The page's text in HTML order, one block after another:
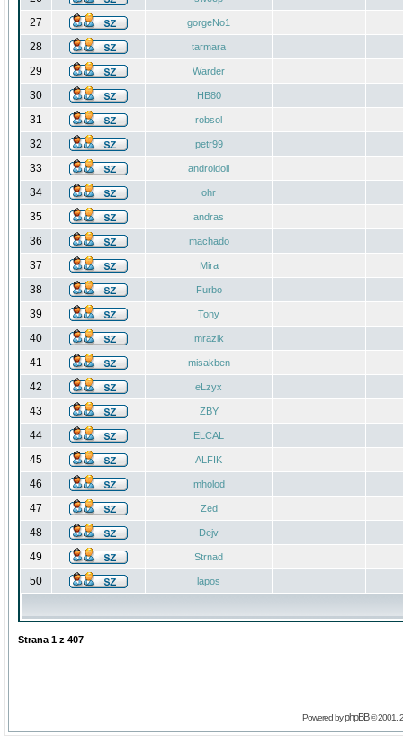
27 gorgeNo1
28 tarmara
29 Warder
30 HB80
31 robsol
32 petr99
33 androidoll
34 ohr
35 andras
36 machado
37 Mira
38 Furbo
39 Tony
40 mrazik
41 misakben
42 eLzyx
43 ZBY
44 ELCAL
45 ALFIK
46 mholod
47 Zed
48 Dejv
49 Strnad
50 lapos
Strana 1 z 407
Powered byphpBB© 2001,